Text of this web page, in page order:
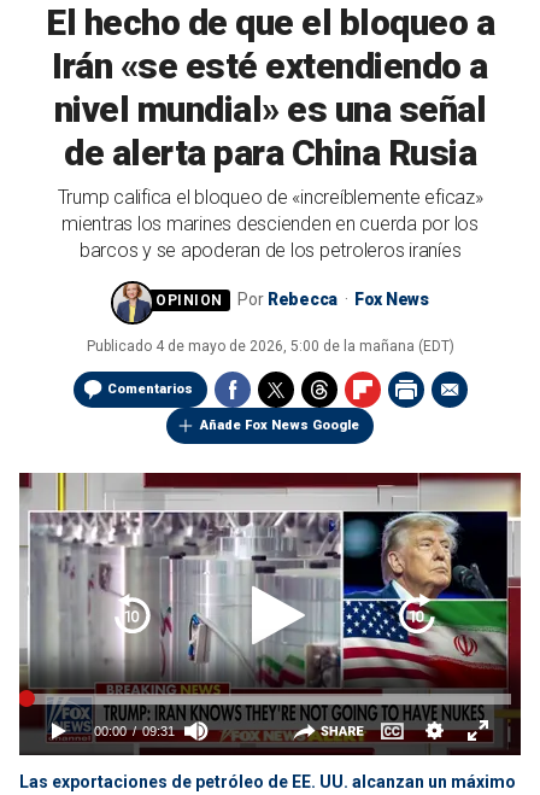
El hecho de que el bloqueo a
Irán «se esté extendiendo a
nivel mundial» es una señal
de alerta para China Rusia
Trump califica el bloqueo de «increíblemente eficaz»
mientras los marines descienden en cuerda por los
barcos y se apoderan de los petroleros iraníes
Por Rebecca Fox News
Publicado 4 de mayo de 2026, 5:00 de la mañana (EDT)
Comentarios
Añade Fox News Google
Las exportaciones de petróleo de EE. UU. alcanzan un máximo